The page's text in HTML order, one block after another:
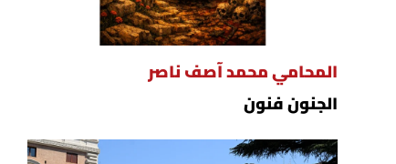
المحامي محمد آصف ناصر
الجنون فنون